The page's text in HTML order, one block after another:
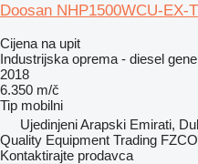
Doosan NHP1500WCU-EX-
Cijena na upit
Industrijska oprema - diesel
2018
6.350 m/č
Tip mobilni
Ujedinjeni Arapski Emirati,
Quality Equipment Trading FZCO
Kontaktirajte prodavca